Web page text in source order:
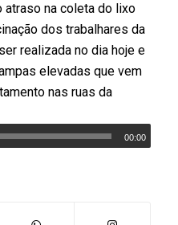
na coleta do lixo
dos trabalhares da
realizada no dia hoje e
elevadas que vem
nas ruas da
00:00